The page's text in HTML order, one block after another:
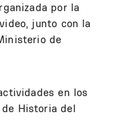
por la
junto con la
de
en los
de Historia del